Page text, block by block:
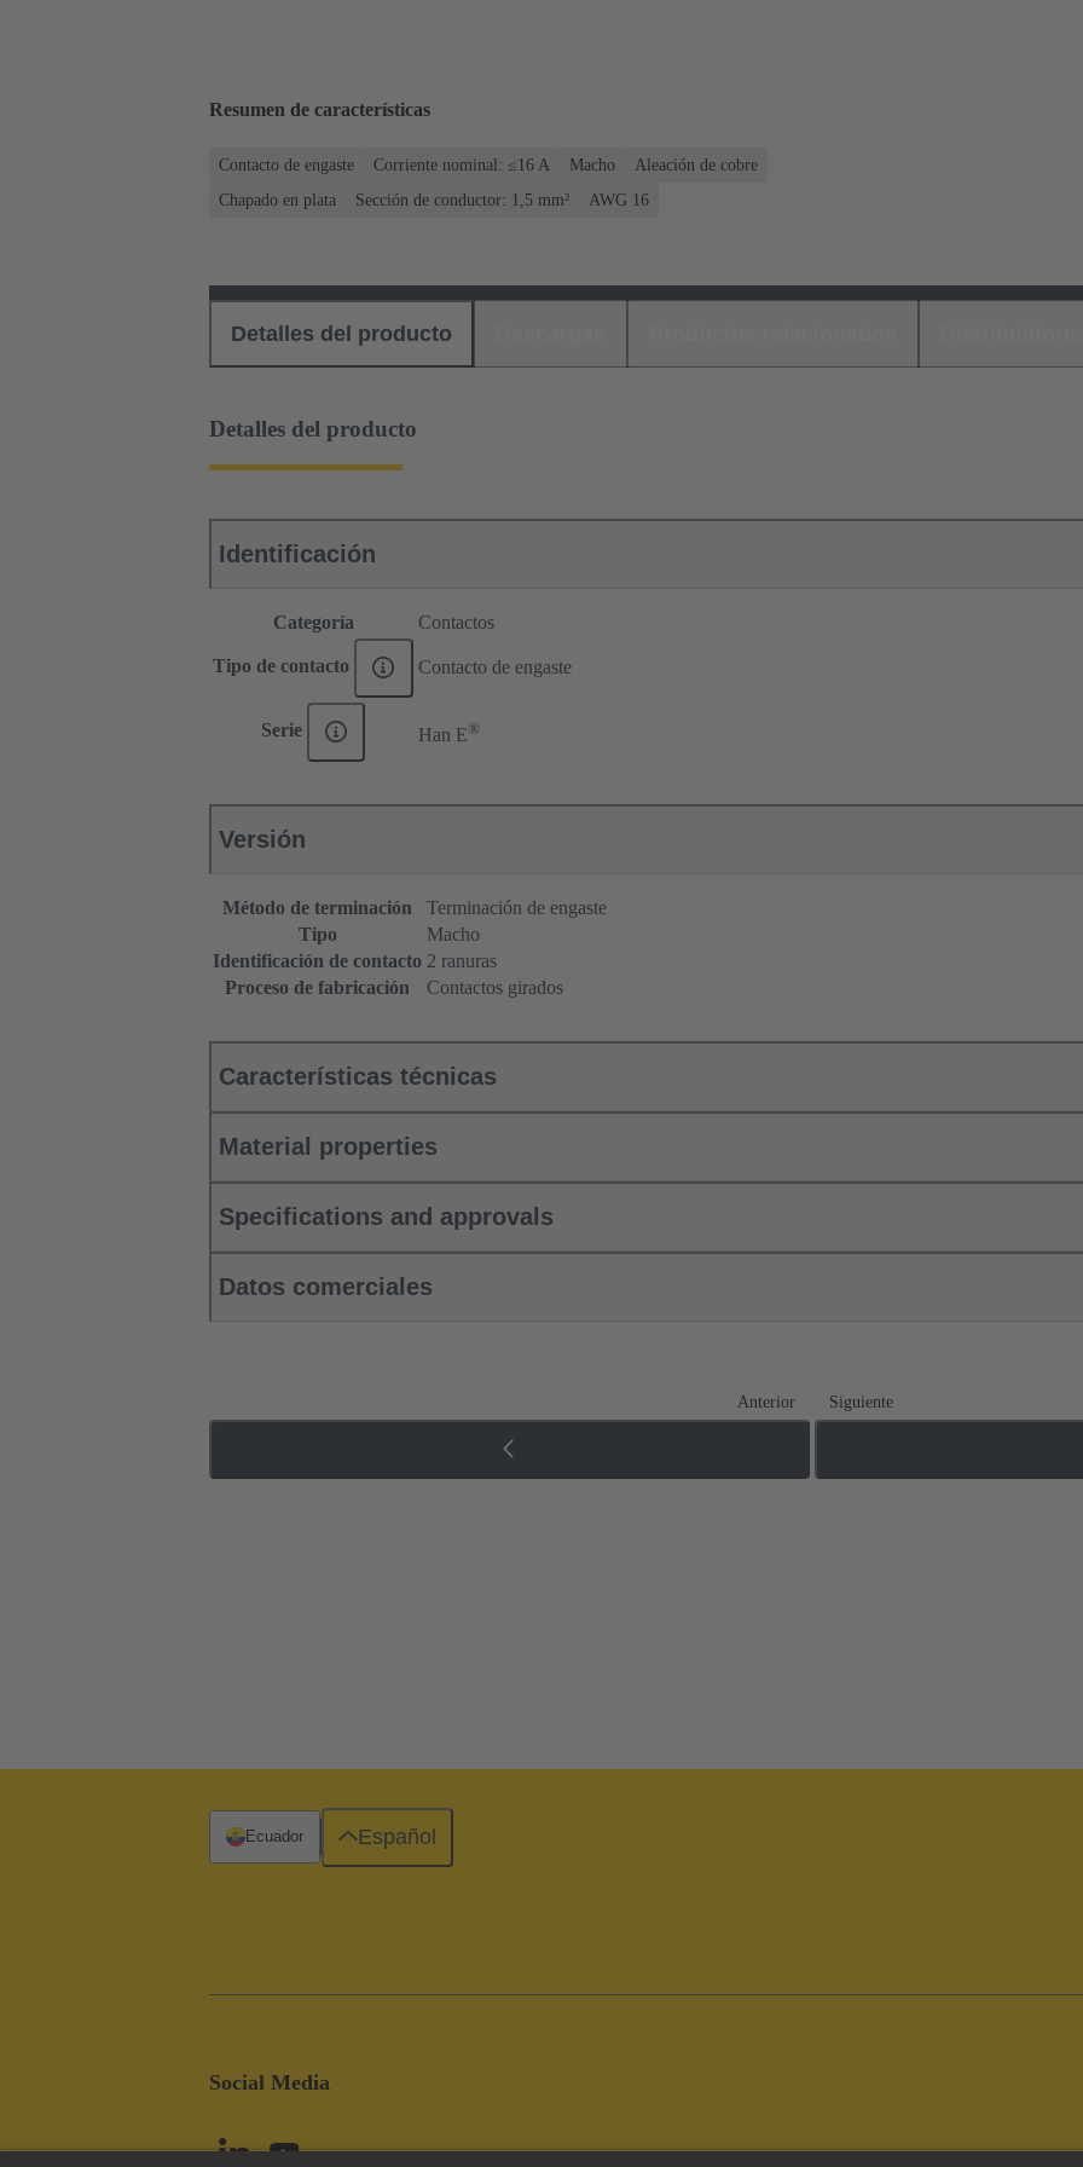
Resumen de características
Contacto de engaste Corriente nominal: ≤16 A Macho
Aleación de cobre
Chapado en plata
Sección de conductor: 1,5 mm² AWG 16
Detalles del producto
Detalles del producto
Identificación
Categoría Contactos
Tipo de contacto Contacto de engaste
Serie Han E®
Versión
Método de terminación
Terminación de engaste
Tipo
Macho
Identificación de contacto 2 ranuras
Proceso de fabricación
Contactos girados
Características técnicas
Material properties
Specifications and approvals
Datos comerciales
Anterior Siguiente
Social Media
Ecuador Español